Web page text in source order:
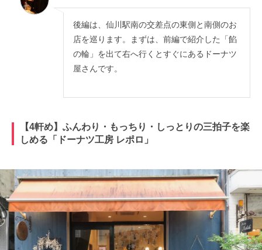
後編は、仙川駅南の交差点の東側と南側のお
店を巡ります。まずは、前編で紹介した「餡
の輪」を出て右へ行くとすぐにあるドーナツ
屋さんです。
【4軒め】ふんわり・もっちり・しっとりの三拍子を楽
しめる「ドーナツ工房 レポロ」